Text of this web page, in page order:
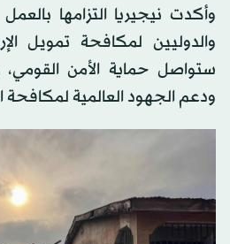
وأكدت نيجيريا التزامها
والدوليين لمكافحة تمويل
ستواصل حماية الأمن القومي،
ودعم الجهود العالمية لمكافحة